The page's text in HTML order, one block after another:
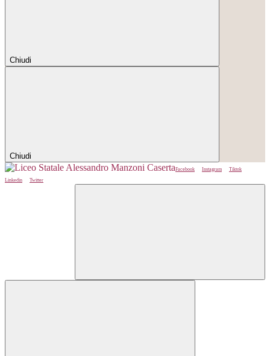
Chiudi
Chiudi
Facebook Instagram
Tiktok
Linkedin
Twitter